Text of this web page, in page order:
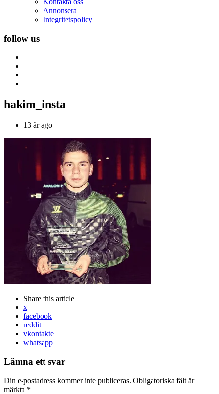
Kontakta oss
Annonsera
Integritetspolicy
follow us
hakim_insta
13 år ago
Share this article
x
facebook
reddit
vkontakte
whatsapp
Lämna ett svar
Din e-postadress kommer inte publiceras. Obligatoriska fält är
märkta *